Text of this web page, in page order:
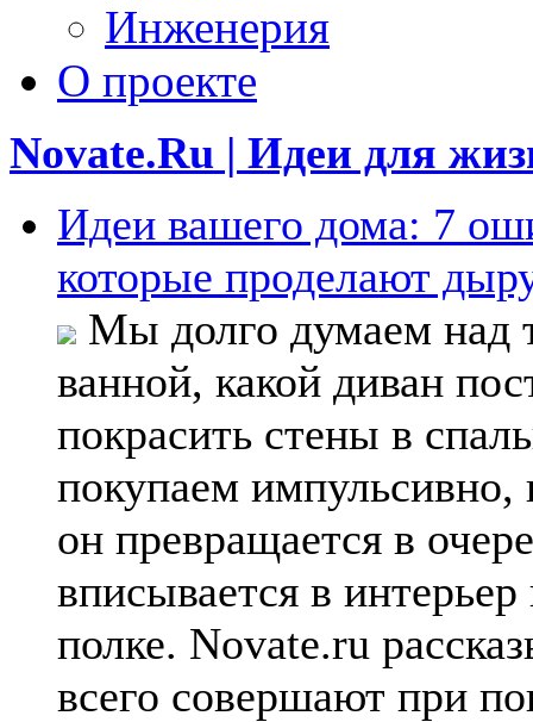
Инженерия
О проекте
Novate.Ru | Идеи для
Идеи вашего дома: 7
которые проделают
Мы долго думаем над
ванной, какой диван
покрасить стены в
покупаем
он превращается в
вписывается в
полке. Novate.ru
всего совершают при